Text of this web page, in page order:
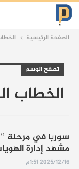
الصفحة الرئيسية
تصفح الوسم
الخطاب
سوريا في مرحلة
مشهد إدارة
2025/12/16 1:51م